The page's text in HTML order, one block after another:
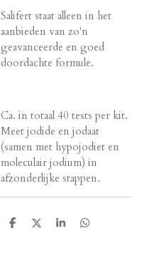
Salifert staat alleen in het
aanbieden van zo'n
geavanceerde en goed
doordachte formule.
Ca. in totaal 40 tests per kit.
Meet jodide en jodaat
(samen met hypojodiet en
moleculair jodium) in
afzonderlijke stappen.
D
D
S
D